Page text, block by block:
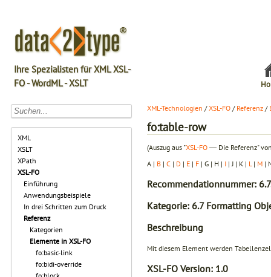
Ihre Spezialisten für XML XSL-
FO - WordML - XSLT
XML
XSLT
XPath
XSL-FO
Einführung
Anwendungsbeispiele
In drei Schritten zum Druck
Referenz
Kategorien
Elemente in XSL-FO
fo:basic-link
fo:bidi-override
XML-Technologien /XSL-FO / Referenz /
fo:table-row
(Auszug aus "XSL-FO ― Die Referenz"
A | B | C | D | E | F | G | H | I | J | K | L | M |
Recommendationnummer:
Kategorie: 6.7 Formatting
Beschreibung
Mit diesem Element werden
XSL-FO Version: 1.0